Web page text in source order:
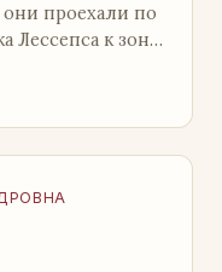
проехали по
Лессепса к зоне